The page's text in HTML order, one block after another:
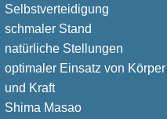
Selbstverteidigung
schmaler Stand
natürliche Stellungen
optimaler Einsatz von Körper
und Kraft
Shima Masao